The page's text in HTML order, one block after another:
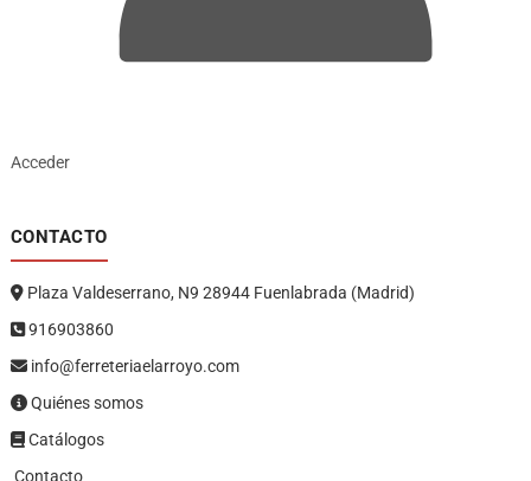
Acceder
CONTACTO
Plaza Valdeserrano, N9 28944 Fuenlabrada (Madrid)
916903860
info@ferreteriaelarroyo.com
Quiénes somos
Catálogos
Contacto